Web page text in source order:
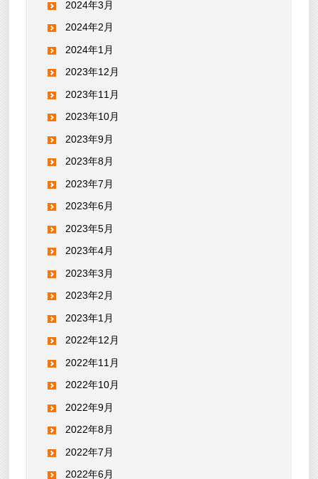
2024年3月
2024年2月
2024年1月
2023年12月
2023年11月
2023年10月
2023年9月
2023年8月
2023年7月
2023年6月
2023年5月
2023年4月
2023年3月
2023年2月
2023年1月
2022年12月
2022年11月
2022年10月
2022年9月
2022年8月
2022年7月
2022年6月